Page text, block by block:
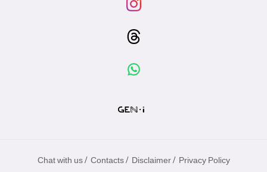
Chat with us / Contacts / Disclaimer / Privacy Policy